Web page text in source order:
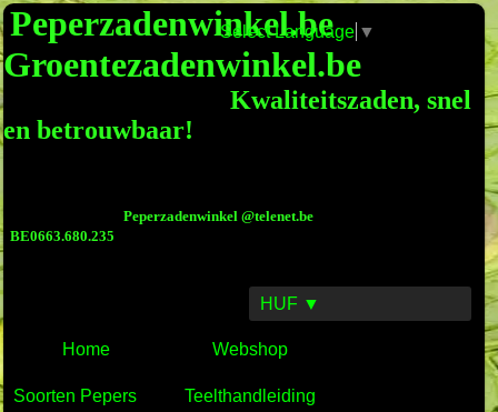
Peperzadenwinkel.be
Groentezadenwinkel.be
Kwaliteitszaden, snel
en betrouwbaar!
Peperzadenwinkel @telenet.be
BE0663.680.235
HUF ▼
Home Webshop
Soorten Pepers Teelthandleiding
Select Language ▼